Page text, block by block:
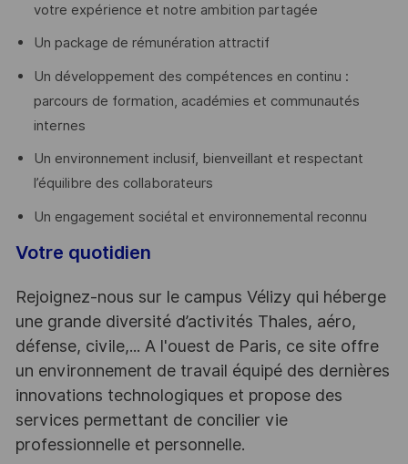
votre expérience et notre ambition partagée
Un package de rémunération attractif
Un développement des compétences en continu :
parcours de formation, académies et communautés
internes
Un environnement inclusif, bienveillant et respectant
l’équilibre des collaborateurs
Un engagement sociétal et environnemental reconnu
Votre quotidien
Rejoignez-nous sur le campus Vélizy qui héberge
une grande diversité d’activités Thales, aéro,
défense, civile,... A l'ouest de Paris, ce site offre
un environnement de travail équipé des dernières
innovations technologiques et propose des
services permettant de concilier vie
professionnelle et personnelle.